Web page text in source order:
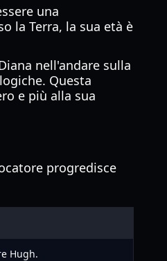
una
la Terra, la sua età è
nell'andare sulla
Questa
e più alla sua
progredisce
Hugh.